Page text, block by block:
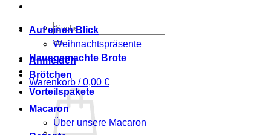
Suchen
nach:
Anmelden
Warenkorb /0,00 €
Auf einen Blick
Weihnachtspräsente
Hausgemachte Brote
Brötchen
Vorteilspakete
Macaron
Über unsere Macaron